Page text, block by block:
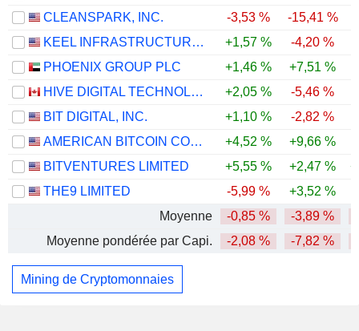
CLEANSPARK, INC.
-3,53 % -15,41 %
KEEL INFRASTRUCTURE CORP.
+1,57 % -4,20 %
PHOENIX GROUP PLC
+1,46 % +7,51 %
HIVE DIGITAL TECHNOLOGIES LTD.
+2,05 % -5,46 %
BIT DIGITAL, INC.
+1,10 % -2,82 %
AMERICAN BITCOIN CORP.
+4,52 % +9,66 %
BITVENTURES LIMITED
+5,55 % +2,47 %
THE9 LIMITED
-5,99 % +3,52 %
Moyenne
-0,85 % -3,89 %
Moyenne pondérée par Capi.
-2,08 % -7,82 %
Mining de Cryptomonnaies